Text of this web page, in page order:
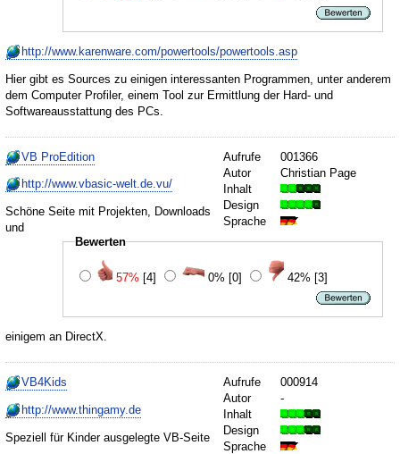
http://www.karenware.com/powertools/powertools.asp
Hier gibt es Sources zu einigen interessanten Programmen, unter anderem
dem Computer Profiler, einem Tool zur Ermittlung der Hard- und
Softwareausstattung des PCs.
Aufrufe
001366
Autor
Christian Page
Inhalt
Design
Sprache
Bewerten
57% [4] 0% [0] 42% [3]
VB ProEdition
http://www.vbasic-welt.de.vu/
Schöne Seite mit Projekten, Downloads
und
einigem an DirectX.
Aufrufe
000914
Autor
-
Inhalt
Design
Sprache
VB4Kids
http://www.thingamy.de
Speziell für Kinder ausgelegte VB-Seite